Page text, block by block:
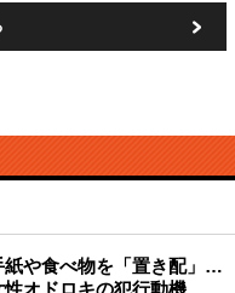
紙や食べ物を「置き配」…
オドロキの犯行動機